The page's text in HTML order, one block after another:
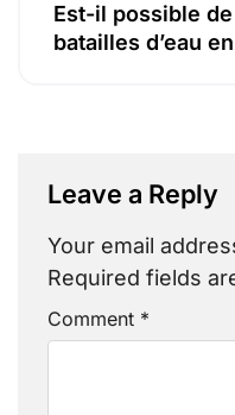
Est-il possible
batailles d’eau
Leave a Reply
Your email
Required fields
Comment *